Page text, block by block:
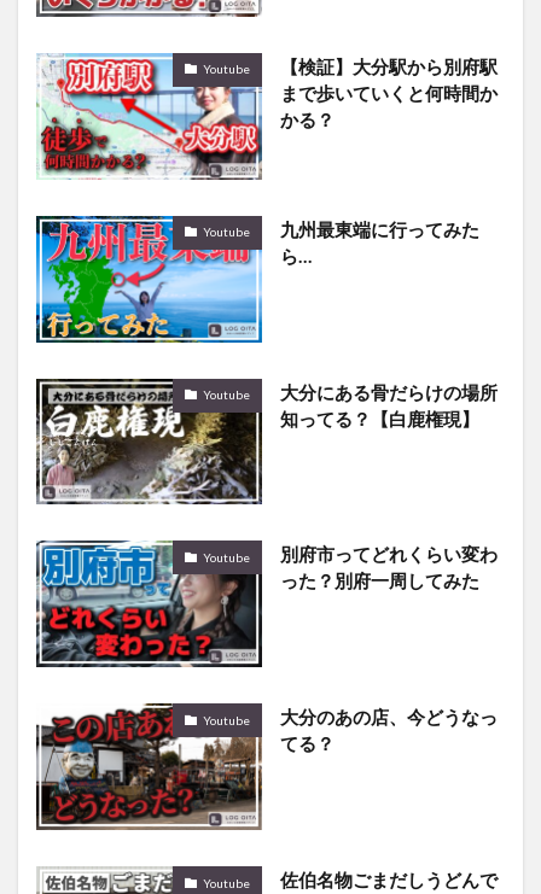
Youtube
【検証】大分駅から別府駅
まで歩いていくと何時間か
かる？
Youtube
九州最東端に行ってみた
ら…
Youtube
大分にある骨だらけの場所
知ってる？【白鹿権現】
Youtube
別府市ってどれくらい変わ
った？別府一周してみた
Youtube
大分のあの店、今どうなっ
てる？
Youtube
佐伯名物ごまだしうどんで